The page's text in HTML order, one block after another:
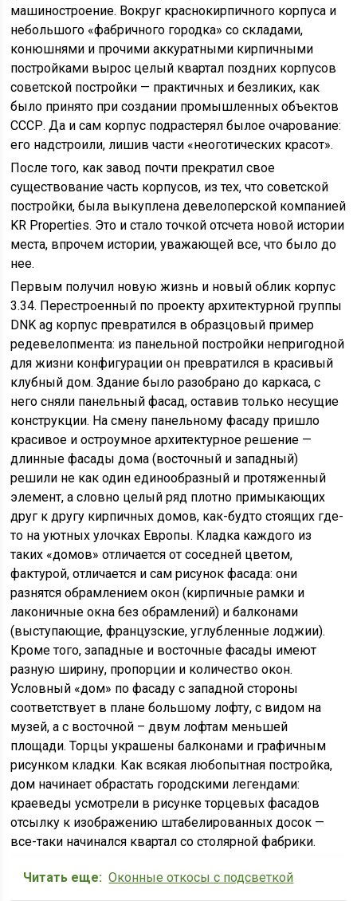
машиностроение. Вокруг краснокирпичного корпуса и
небольшого «фабричного городка» со складами,
конюшнями и прочими аккуратными кирпичными
постройками вырос целый квартал поздних корпусов
советской постройки — практичных и безликих, как
было принято при создании промышленных объектов
СССР. Да и сам корпус подрастерял былое очарование:
его надстроили, лишив части «неоготических красот».
После того, как завод почти прекратил свое
существование часть корпусов, из тех, что советской
постройки, была выкуплена девелоперской компанией
KR Properties. Это и стало точкой отсчета новой истории
места, впрочем истории, уважающей все, что было до
нее.
Первым получил новую жизнь и новый облик корпус
3.34. Перестроенный по проекту архитектурной группы
DNK ag корпус превратился в образцовый пример
редевелопмента: из панельной постройки непригодной
для жизни конфигурации он превратился в красивый
клубный дом. Здание было разобрано до каркаса, с
него сняли панельный фасад, оставив только несущие
конструкции. На смену панельному фасаду пришло
красивое и остроумное архитектурное решение —
длинные фасады дома (восточный и западный)
решили не как один единообразный и протяженный
элемент, а словно целый ряд плотно примыкающих
друг к другу кирпичных домов, как-будто стоящих где-
то на уютных улочках Европы. Кладка каждого из
таких «домов» отличается от соседней цветом,
фактурой, отличается и сам рисунок фасада: они
разнятся обрамлением окон (кирпичные рамки и
лаконичные окна без обрамлений) и балконами
(выступающие, французские, углубленные лоджии).
Кроме того, западные и восточные фасады имеют
разную ширину, пропорции и количество окон.
Условный «дом» по фасаду с западной стороны
соответствует в плане большому лофту, с видом на
музей, а с восточной – двум лофтам меньшей
площади. Торцы украшены балконами и графичным
рисунком кладки. Как всякая любопытная постройка,
дом начинает обрастать городскими легендами:
краеведы усмотрели в рисунке торцевых фасадов
отсылку к изображению штабелированных досок —
все-таки начинался квартал со столярной фабрики.
Читать еще: Оконные откосы с подсветкой